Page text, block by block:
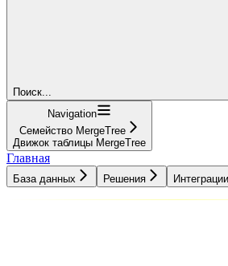
Поиск...
Navigation
Семейство MergeTree
Движок таблицы MergeTree
Главная
База данных Решения Интеграции